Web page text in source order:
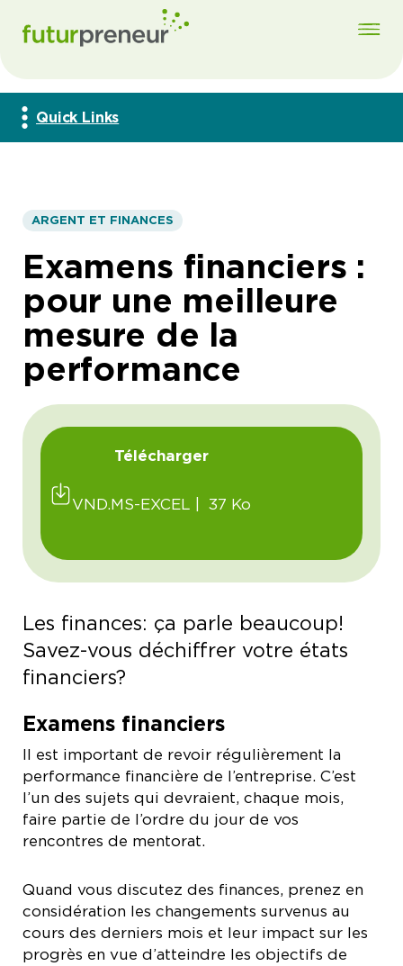
Quick Links
ARGENT ET FINANCES
Examens financiers :
pour une meilleure
mesure de la
performance
Télécharger
VND.MS-EXCEL | 37 Ko
Les finances: ça parle beaucoup!
Savez-vous déchiffrer votre états
financiers?
Examens financiers
Il est important de revoir régulièrement la
performance financière de l’entreprise. C’est
l’un des sujets qui devraient, chaque mois,
faire partie de l’ordre du jour de vos
rencontres de mentorat.
Quand vous discutez des finances, prenez en
considération les changements survenus au
cours des derniers mois et leur impact sur les
progrès en vue d’atteindre les objectifs de